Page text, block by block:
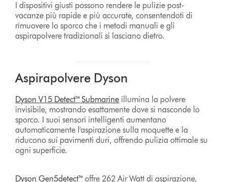
I dispositivi giusti possono rendere le pulizie post-
vacanze più rapide e più accurate, consentendoti di
rimuovere lo sporco che i metodi manuali e gli
aspirapolvere tradizionali si lasciano dietro.
Aspirapolvere Dyson
Dyson V15 Detect™ Submarine illumina la polvere
invisibile, mostrando esattamente dove si nasconde lo
sporco. I suoi sensori intelligenti aumentano
automaticamente l'aspirazione sulla moquette e la
riducono sui pavimenti duri, offrendo pulizia ottimale su
ogni superficie.
Dyson Gen5detect™offre 262 Air Watt di aspirazione,